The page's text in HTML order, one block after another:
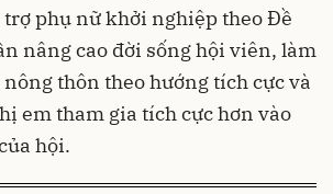
trợ phụ nữ khởi nghiệp theo Đề
nâng cao đời sống hội viên, làm
thôn theo hướng tích cực và
em tham gia tích cực hơn vào
hội.